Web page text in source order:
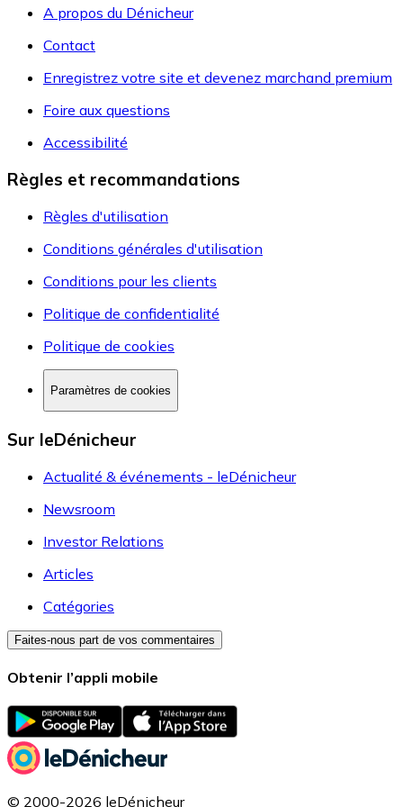
A propos du Dénicheur
Contact
Enregistrez votre site et devenez marchand premium
Foire aux questions
Accessibilité
Règles et recommandations
Règles d'utilisation
Conditions générales d'utilisation
Conditions pour les clients
Politique de confidentialité
Politique de cookies
Paramètres de cookies
Sur leDénicheur
Actualité & événements - leDénicheur
Newsroom
Investor Relations
Articles
Catégories
Faites-nous part de vos commentaires
Obtenir l’appli mobile
© 2000-2026 leDénicheur